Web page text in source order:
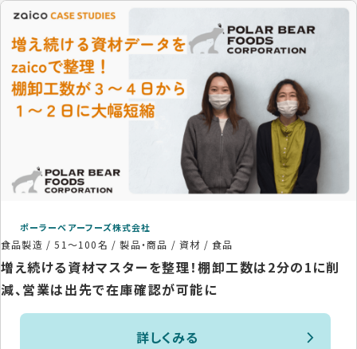
ポーラーベアーフーズ株式会社
食品製造 /51〜100名 /製品・商品 / 資材 / 食品
増え続ける資材マスターを整理！棚卸工数は2分の1に削
減、営業は出先で在庫確認が可能に
詳しくみる